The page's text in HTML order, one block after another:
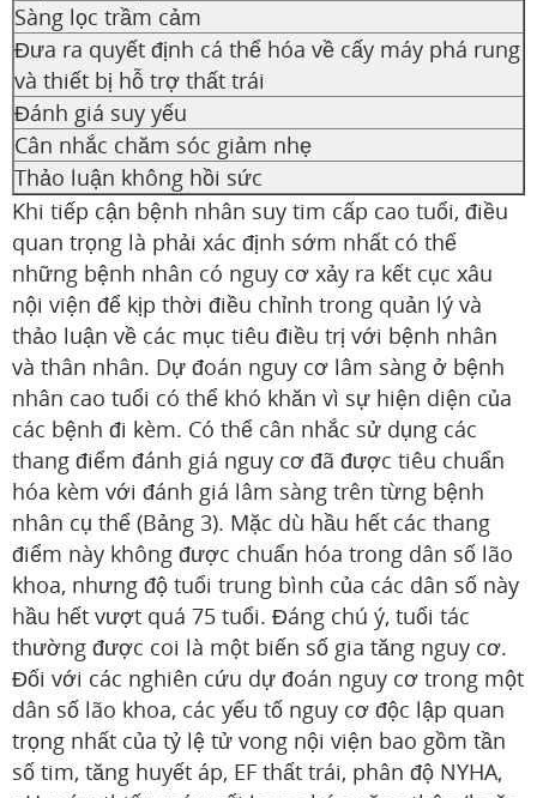
Sàng lọc trầm cảm
Đưa ra quyết định cá thể hóa về cấy máy phá rung
và thiết bị hỗ trợ thất trái
Đánh giá suy yếu
Cân nhắc chăm sóc giảm nhẹ
Thảo luận không hồi sức
Khi tiếp cận bệnh nhân suy tim cấp cao tuổi, điều
quan trọng là phải xác định sớm nhất có thể
những bệnh nhân có nguy cơ xảy ra kết cục xâu
nội viện để kịp thời điều chỉnh trong quản lý và
thảo luận về các mục tiêu điều trị với bệnh nhân
và thân nhân. Dự đoán nguy cơ lâm sàng ở bệnh
nhân cao tuổi có thể khó khăn vì sự hiện diện của
các bệnh đi kèm. Có thể cân nhắc sử dụng các
thang điểm đánh giá nguy cơ đã được tiêu chuẩn
hóa kèm với đánh giá lâm sàng trên từng bệnh
nhân cụ thể (Bảng 3). Mặc dù hầu hết các thang
điểm này không được chuẩn hóa trong dân số lão
khoa, nhưng độ tuổi trung bình của các dân số này
hầu hết vượt quá 75 tuổi. Đáng chú ý, tuổi tác
thường được coi là một biến số gia tăng nguy cơ.
Đối với các nghiên cứu dự đoán nguy cơ trong một
dân số lão khoa, các yếu tố nguy cơ độc lập quan
trọng nhất của tỷ lệ tử vong nội viện bao gồm tần
số tim, tăng huyết áp, EF thất trái, phân độ NYHA,